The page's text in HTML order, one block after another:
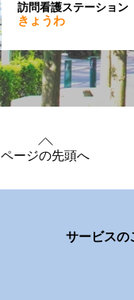
訪問看護ステーション
きょうわ
ページの先頭へ
サービスの